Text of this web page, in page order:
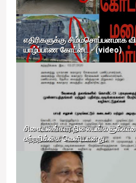
எதிரிகளுக்கு சிம்மசொப்பனமாக
யாழ்ப்பாண கோட்டை - (video)
சிகையலங்கார
சுற்றறிக்கை வெளியானது.